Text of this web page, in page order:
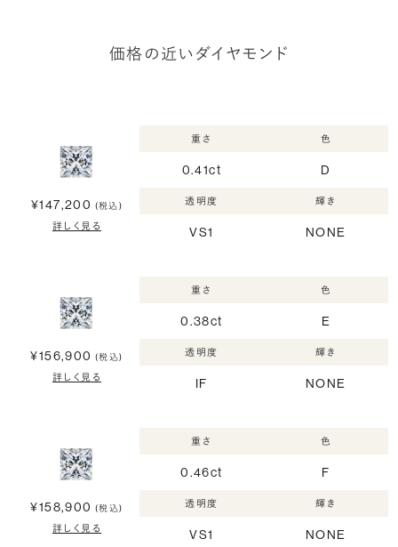
価格の近いダイヤモンド
¥147,200 (税込)
詳しく見る
重さ
0.41ct
色
D
透明度
VS1
輝き
NONE
¥156,900 (税込)
詳しく見る
重さ
0.38ct
色
E
透明度
IF
輝き
NONE
¥158,900 (税込)
詳しく見る
重さ
0.46ct
色
F
透明度
VS1
輝き
NONE